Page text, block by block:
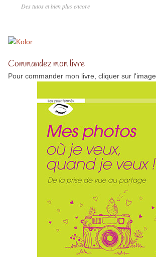
Des tutos et bien plus encore
Commandez mon livre
Pour commander mon livre, cliquer sur l'image.